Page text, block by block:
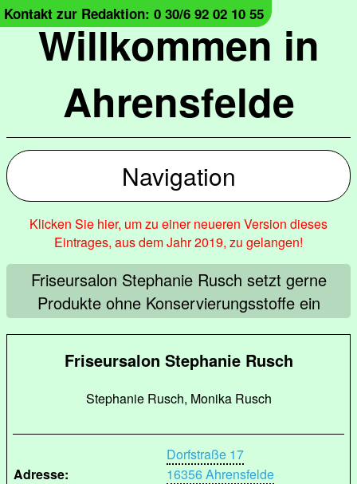
Willkommen in
Ahrensfelde
Kontakt zur Redaktion: 0 30/6 92 02 10 55
Navigation
Klicken Sie hier, um zu einer neueren Version dieses
Eintrages, aus dem Jahr 2019, zu gelangen!
Friseursalon Stephanie Rusch setzt gerne
Produkte ohne Konservierungsstoffe ein
Friseursalon Stephanie Rusch
Stephanie Rusch, Monika Rusch
Adresse:
Dorfstraße 17
16356 Ahrensfelde